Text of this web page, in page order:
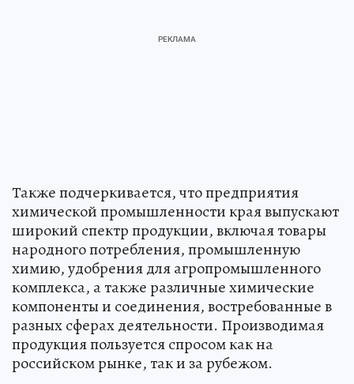
Также подчеркивается, что предприятия
химической промышленности края выпускают
широкий спектр продукции, включая товары
народного потребления, промышленную
химию, удобрения для агропромышленного
комплекса, а также различные химические
компоненты и соединения, востребованные в
разных сферах деятельности. Производимая
продукция пользуется спросом как на
российском рынке, так и за рубежом.